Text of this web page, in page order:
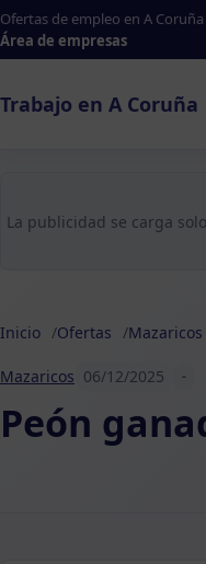
Ofertas de empleo en A
Área de empresas
Trabajo en A Coruña
La publicidad se carga
Inicio Ofertas Mazaricos
Mazaricos 06/12/2025 -
Peón